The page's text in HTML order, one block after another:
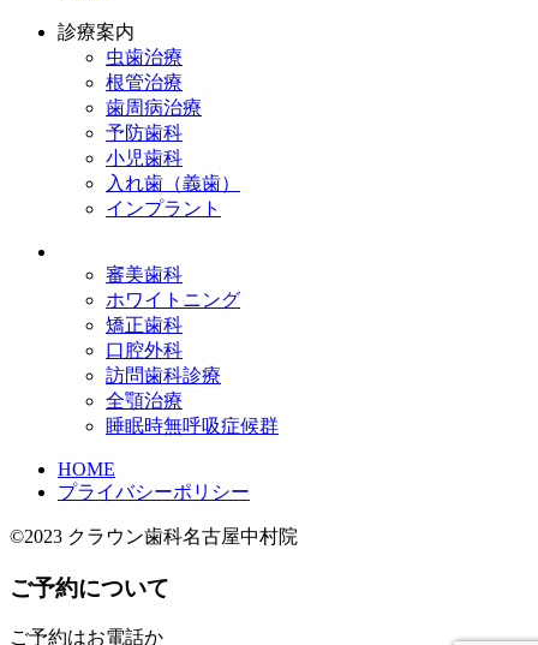
診療案内
虫歯治療
根管治療
歯周病治療
予防歯科
小児歯科
入れ歯（義歯）
インプラント
審美歯科
ホワイトニング
矯正歯科
口腔外科
訪問歯科診療
全顎治療
睡眠時無呼吸症候群
HOME
プライバシーポリシー
©2023 クラウン歯科名古屋中村院
ご予約について
ご予約はお電話か